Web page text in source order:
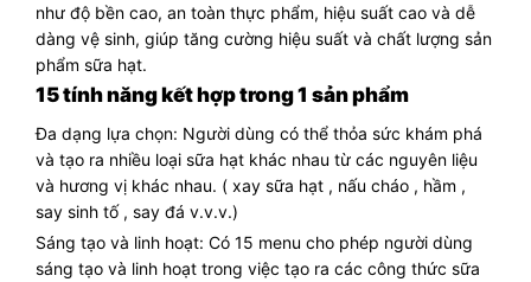
như độ bền cao, an toàn thực phẩm, hiệu suất cao và dễ
dàng vệ sinh, giúp tăng cường hiệu suất và chất lượng sản
phẩm sữa hạt.
15 tính năng kết hợp trong 1 sản phẩm
Đa dạng lựa chọn: Người dùng có thể thỏa sức khám phá
và tạo ra nhiều loại sữa hạt khác nhau từ các nguyên liệu
và hương vị khác nhau. ( xay sữa hạt , nấu cháo , hầm ,
say sinh tố , say đá v.v.v.)
Sáng tạo và linh hoạt: Có 15 menu cho phép người dùng
sáng tạo và linh hoạt trong việc tạo ra các công thức sữa